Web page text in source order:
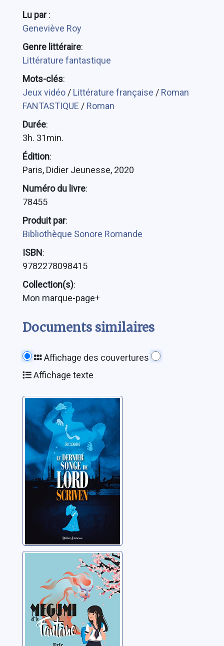
Lu par:
Geneviève Roy
Genre littéraire:
Littérature fantastique
Mots-clés:
Jeux vidéo / Littérature française / Roman
FANTASTIQUE / Roman
Durée:
3h. 31min.
Édition:
Paris, Didier Jeunesse, 2020
Numéro du livre:
78455
Produit par:
Bibliothèque Sonore Romande
ISBN:
9782278098415
Collection(s):
Mon marque-page+
Documents similaires
Affichage des couvertures
Affichage texte
Le dernier songe
de lord Scriven
Senabre, Eric
Megumi et le
fantôme
Senabre, Eric